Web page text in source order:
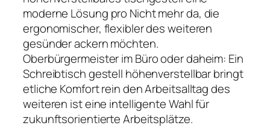
moderne Lösung pro Nicht mehr da, die
ergonomischer, flexibler des weiteren
gesünder ackern möchten.
Oberbürgermeister im Büro oder daheim: Ein
Schreibtisch gestell höhenverstellbar bringt
etliche Komfort rein den Arbeitsalltag des
weiteren ist eine intelligente Wahl für
zukunftsorientierte Arbeitsplätze.